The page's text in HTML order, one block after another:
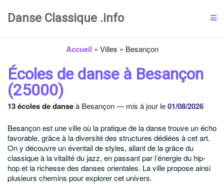
Danse Classique .info
Accueil » Villes » Besançon
Écoles de danse à Besançon
(25000)
13 écoles de danseà Besançon — mis à jour le01/08/2026
Besançon est une ville où la pratique de la danse trouve un écho
favorable, grâce à la diversité des structures dédiées à cet art.
On y découvre un éventail de styles, allant de la grâce du
classique à la vitalité du jazz, en passant par l’énergie du hip-
hop et la richesse des danses orientales. La ville propose ainsi
plusieurs chemins pour explorer cet univers.